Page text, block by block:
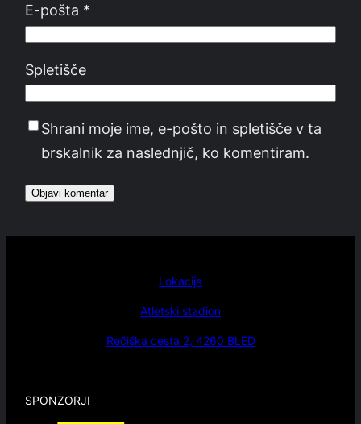
E-pošta *
Spletišče
Shrani moje ime, e-pošto in spletišče v ta
brskalnik za naslednjič, ko komentiram.
Lokacija
Atletski stadion
Rečiška cesta 2, 4260 BLED
SPONZORJI